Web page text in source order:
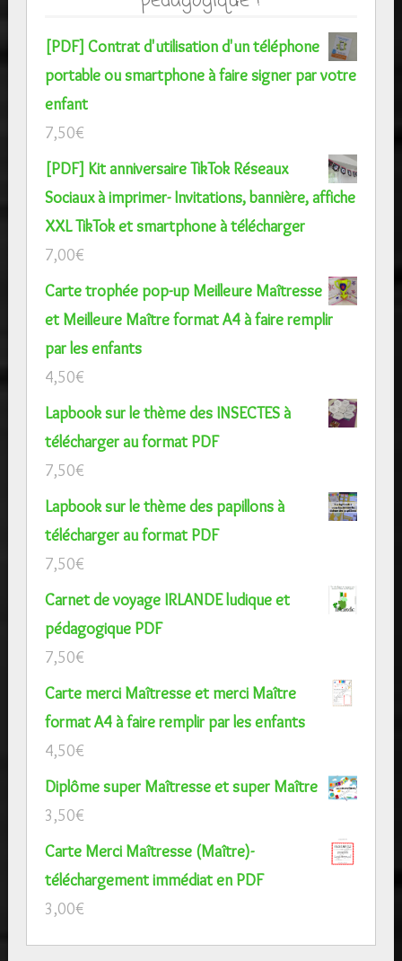
[PDF] Contrat d'utilisation d'un téléphone
portable ou smartphone à faire signer par votre
enfant
7,50€
[PDF] Kit anniversaire TikTok Réseaux
Sociaux à imprimer- Invitations, bannière, affiche
XXL TikTok et smartphone à télécharger
7,00€
Carte trophée pop-up Meilleure Maîtresse
et Meilleure Maître format A4 à faire remplir
par les enfants
4,50€
Lapbook sur le thème des INSECTES à
télécharger au format PDF
7,50€
Lapbook sur le thème des papillons à
télécharger au format PDF
7,50€
Carnet de voyage IRLANDE ludique et
pédagogique PDF
7,50€
Carte merci Maîtresse et merci Maître
format A4 à faire remplir par les enfants
4,50€
Diplôme super Maîtresse et super Maître
3,50€
Carte Merci Maîtresse (Maître)-
téléchargement immédiat en PDF
3,00€